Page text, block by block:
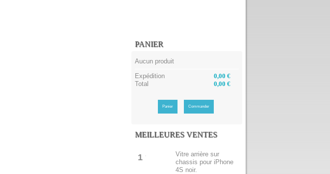
PANIER
Aucun produit
Expédition
0,00 €
Total
0,00 €
Panier Commander
MEILLEURES VENTES
1
Vitre arrière sur
chassis pour iPhone
4S noir.